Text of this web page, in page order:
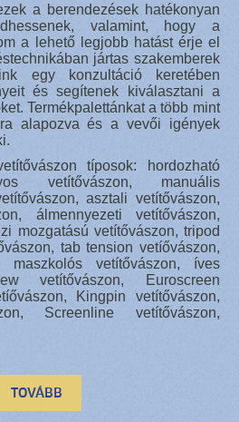
a berendezések hatékonyan
valamint, hogy a
a lehető legjobb hatást érje el
jártas szakemberek
egy konzultáció keretében
és segítenek kiválasztani a
Termékpalettánkat a több mint
alapozva és a vevői igények
típosok: hordozható
vetítővászon, manuális
asztali vetítővászon,
álmennyezeti vetítővászon,
mozgatású vetítővászon, tripod
tab tension vetíővászon,
maszkolós vetítővászon, íves
vetítővászon, Euroscreen
Kingpin vetítővászon,
Screenline vetítővászon,
TOVÁBB